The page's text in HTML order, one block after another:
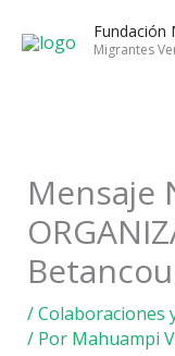
Fundación
Migrantes
Mensaje
/Colaboraciones
/ Por Mahuampi